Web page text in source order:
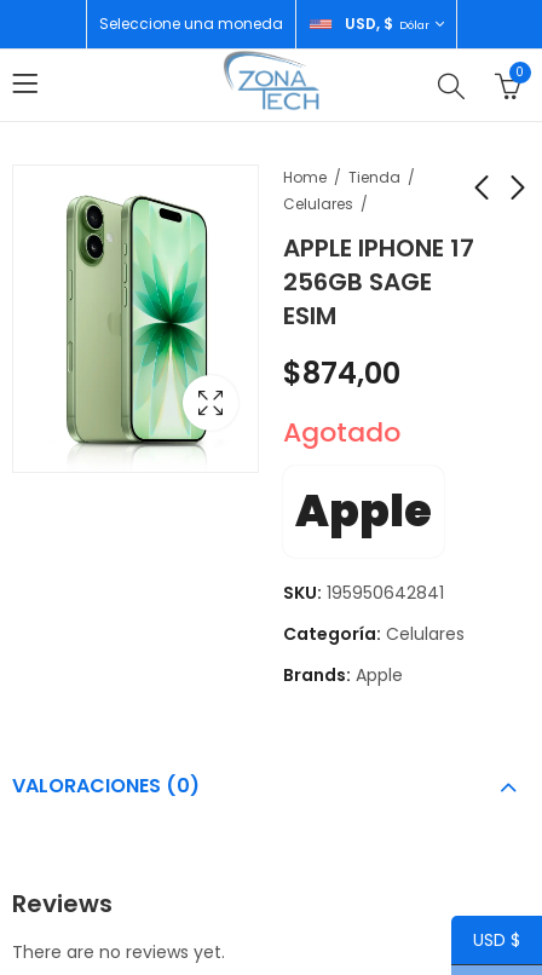
Seleccione una moneda USD, $ Dólar
0
Home
Tienda
Celulares
APPLE IPHONE 17
256GB SAGE
ESIM
PRO ORIGINAL BLACK
4GB/256GB
$874,00
Agotado
Apple
SKU: 195950642841
Categoría: Celulares
Brands: Apple
VALORACIONES (0)
Reviews
There are no reviews yet.
USD $